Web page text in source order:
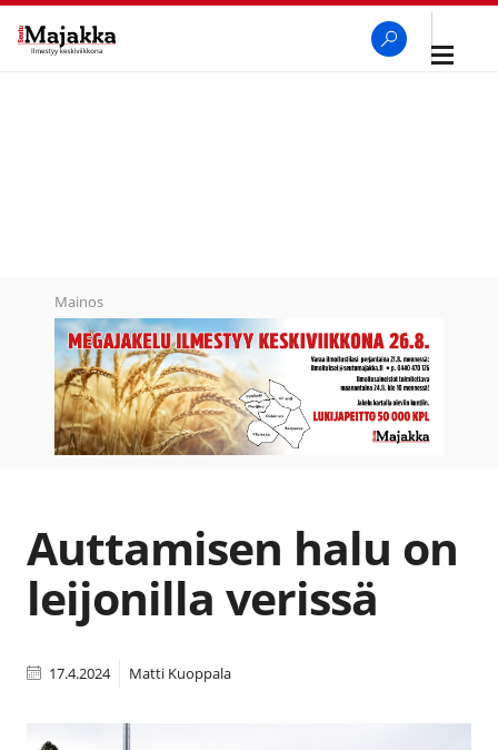
Avaa
Mainos
Auttamisen halu on
leijonilla verissä
17.4.2024 Matti Kuoppala